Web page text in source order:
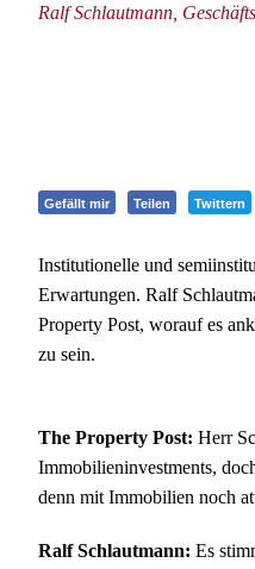
Ralf Schlautmann,
Gefällt mir Teilen Twittern
Institutionelle und
Erwartungen. Ralf
Property Post, worauf es
zu sein.
The Property Post: Herr
Immobilieninvestments,
denn mit Immobilien noch
Ralf Schlautmann: Es